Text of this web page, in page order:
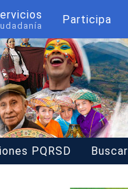
Participa
PQRSD
Buscar